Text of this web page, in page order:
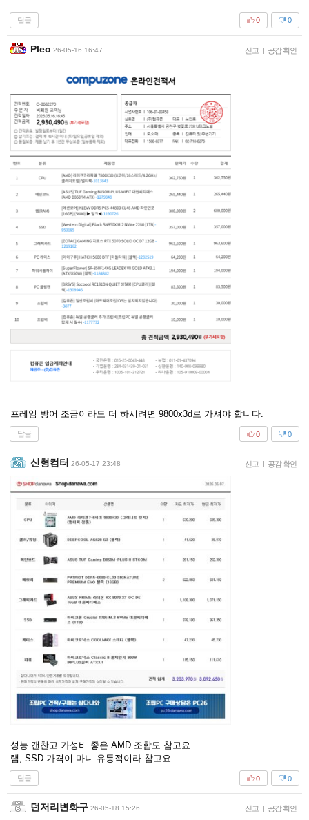
답글 0
0
Pleo 26-05-16 16:47 신고 | 공감 확인
프레임 방어 조금이라도 더 하시려면 9800x3d로 가셔야 합니다.
답글 0
0
신형컴터 26-05-17 23:48 신고 공감 확인
성능 갠찬고 가성비 좋은 AMD 조합도 참고요
램, SSD 가격이 마니 유통적이라 참고요
답글 0
0
던저리변화구 26-05-18 15:26 신고 | 공감 확인